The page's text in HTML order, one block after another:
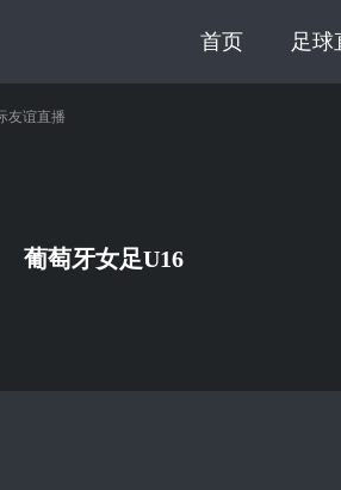
首页 足球
友谊直播
葡萄牙女足U16